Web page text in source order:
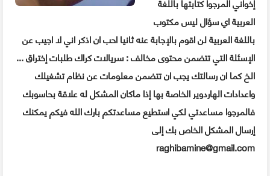
العربية اي سؤال ليس مكتوب
باللغة العربية لن اقوم بالإجابة عنه ثانيا احب ان اذكر اني لا اجيب عن
الإسئلة التي تتضمن محتوى مخالف : سريالات كراك طلبات إختراق ...
الخ كما ان رسالتك يجب ان تتضمن معلومات عن نظام تشغيلك
واعدادات الهاردوير الخاصة بها إذا ماكان المشكل له علاقة بحاسوبك
فالمرجوا مساعدتي لكي استطيع مساعدتكم بارك الله فيكم يمكنك
إرسال المشكل الخاص بك إلى
raghibamine@gmail.com